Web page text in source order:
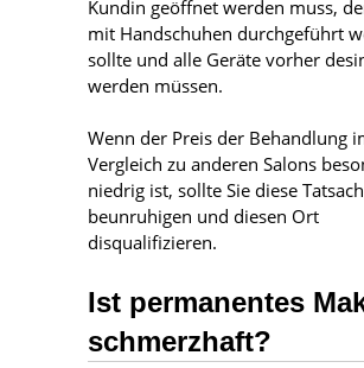
Kundin geöffnet werden muss,
mit Handschuhen durchgeführt
sollte und alle Geräte vorher
werden müssen.
Wenn der Preis der Behandlung
Vergleich zu anderen Salons
niedrig ist, sollte Sie diese
beunruhigen und diesen Ort
disqualifizieren.
Ist permanentes
schmerzhaft?